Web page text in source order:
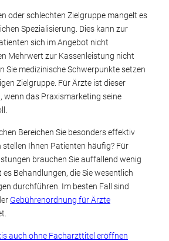
oder schlechten Zielgruppe mangelt es
Spezialisierung. Dies kann zur
sich im Angebot nicht
Mehrwert zur Kassenleistung nicht
Sie medizinische Schwerpunkte setzen
Zielgruppe. Für Ärzte ist dieser
wenn das Praxismarketing seine
Bereichen Sie besonders effektiv
stellen Ihnen Patienten häufig? Für
brauchen Sie auffallend wenig
Behandlungen, die Sie wesentlich
durchführen. Im besten Fall sind
Gebührenordnung für Ärzte
auch ohne Facharzttitel eröffnen